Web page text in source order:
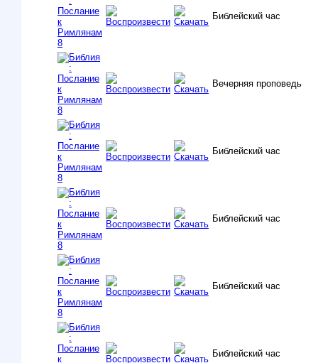
Библейский час
Вечерняя проповедь
Библейский час
Библейский час
Библейский час
Библейский час